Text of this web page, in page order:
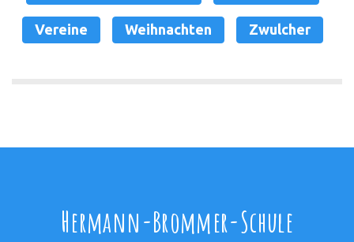
Vereine Weihnachten Zwulcher
Hermann-Brommer-Schule